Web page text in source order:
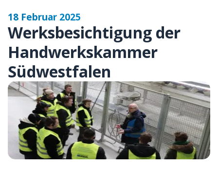
18 Februar 2025
Werksbesichtigung der
Handwerkskammer
Südwestfalen